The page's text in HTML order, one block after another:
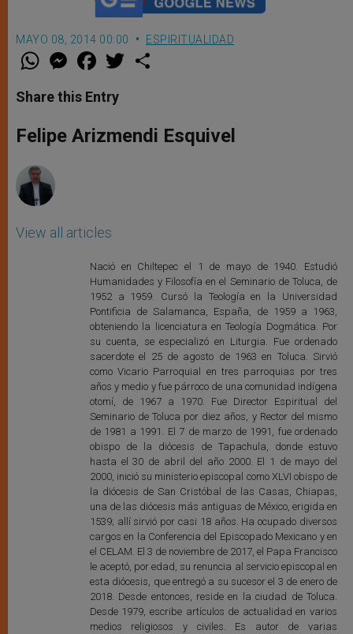
MAYO 08, 2014 00:00 ESPIRITUALIDAD
W
t
s
p
p
M
e
s
e
g
e
F
a
e
b
o
k
w
r
Share this Entry
Felipe Arizmendi Esquivel
View all articles
Nació en Chiltepec el 1 de mayo de 1940. Estudió
Humanidades y Filosofía en el Seminario de Toluca, de
1952 a 1959. Cursó la Teología en la Universidad
Pontificia de Salamanca, España, de 1959 a 1963,
obteniendo la licenciatura en Teología Dogmática. Por
su cuenta, se especializó en Liturgia. Fue ordenado
sacerdote el 25 de agosto de 1963 en Toluca. Sirvió
como Vicario Parroquial en tres parroquias por tres
años y medio y fue párroco de una comunidad indígena
otomí, de 1967 a 1970. Fue Director Espiritual del
Seminario de Toluca por diez años, y Rector del mismo
de 1981 a 1991. El 7 de marzo de 1991, fue ordenado
obispo de la diócesis de Tapachula, donde estuvo
hasta el 30 de abril del año 2000. El 1 de mayo del
2000, inició su ministerio episcopal como XLVI obispo de
la diócesis de San Cristóbal de las Casas, Chiapas,
una de las diócesis más antiguas de México, erigida en
1539; allí sirvió por casi 18 años. Ha ocupado diversos
cargos en la Conferencia del Episcopado Mexicano y en
el CELAM. El 3 de noviembre de 2017, el Papa Francisco
le aceptó, por edad, su renuncia al servicio episcopal en
esta diócesis, que entregó a su sucesor el 3 de enero de
2018. Desde entonces, reside en la ciudad de Toluca.
Desde 1979, escribe artículos de actualidad en varios
medios religiosos y civiles. Es autor de varias